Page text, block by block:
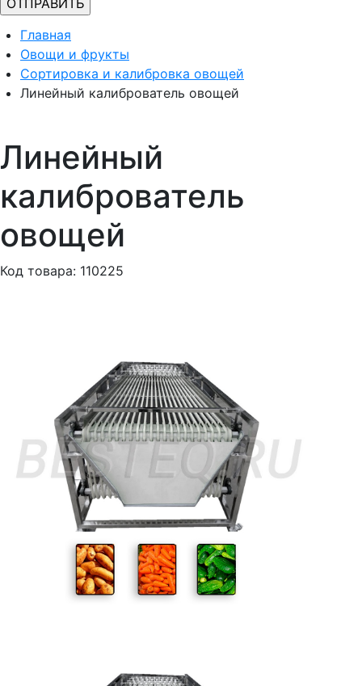
Главная
Овощи и фрукты
Сортировка и калибровка овощей
Линейный калиброватель овощей
Линейный
калиброватель
овощей
Код товара: 110225